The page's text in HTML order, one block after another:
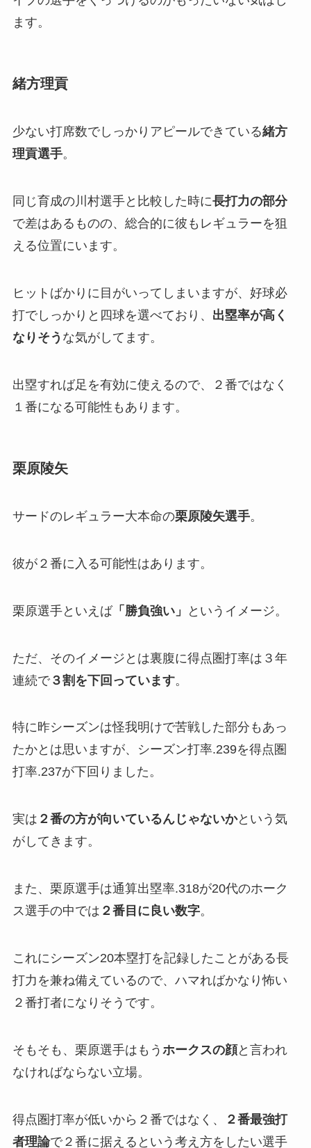
ます。
緒方理貢
少ない打席数でしっかりアピールできている緒方
理貢選手。
同じ育成の川村選手と比較した時に長打力の部分
で差はあるものの、総合的に彼もレギュラーを狙
える位置にいます。
ヒットばかりに目がいってしまいますが、好球必
打でしっかりと四球を選べており、 出塁率が高く
なりそう な気がしてます。
出塁すれば足を有効に使えるので、２番ではなく
１番になる可能性もあります。
栗原陵矢
サードのレギュラー大本命の栗原陵矢選手。
彼が２番に入る可能性はあります。
栗原選手といえば「勝負強い」 というイメージ。
ただ、そのイメージとは裏腹に得点圏打率は３年
連続で３割を下回っています。
特に昨シーズンは怪我明けで苦戦した部分もあっ
たかとは思いますが、シーズン打率.239を得点圏
打率.237が下回りました。
実は ２番の方が向いているんじゃないかという気
がしてきます。
また、栗原選手は通算出塁率.318が20代のホーク
ス選手の中では ２番目に良い数字。
これにシーズン20本塁打を記録したことがある長
打力を兼ね備えているので、ハマればかなり怖い
２番打者になりそうです。
そもそも、栗原選手はもう ホークスの顔と言われ
なければならない立場。
得点圏打率が低いから２番ではなく、
２番最強打
者理論で２番に据えるという考え方をしたい選手